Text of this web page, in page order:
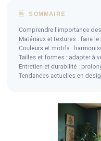
SOMMAIRE
Comprendre l'importance
Matériaux et textures : faire
Couleurs et motifs :
Tailles et formes : adapter à
Entretien et durabilité :
Tendances actuelles en